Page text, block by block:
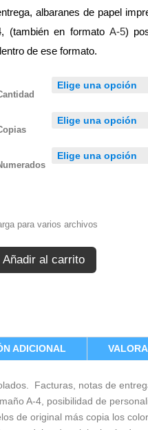
albaranes de papel
(también en formato A-5)
de ese formato.
para varios archivos
Añadir al carrito
ADICIONAL
Facturas, notas de
A-4, posibilidad de
de original más copia los